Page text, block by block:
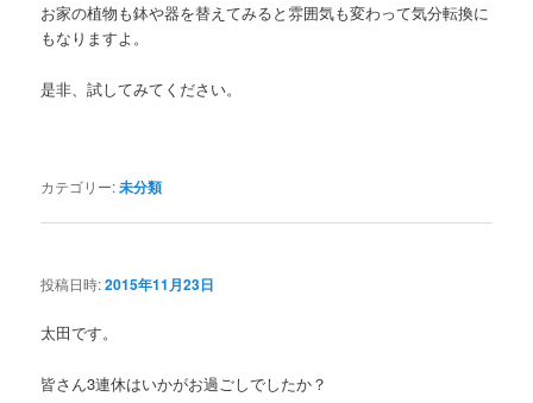
お家の植物も鉢や器を替えてみると雰囲気も変わって気分転換に
もなりますよ。
是非、試してみてください。
カテゴリー:未分類
投稿日時:2015年11月23日
太田です。
皆さん3連休はいかがお過ごしでしたか？